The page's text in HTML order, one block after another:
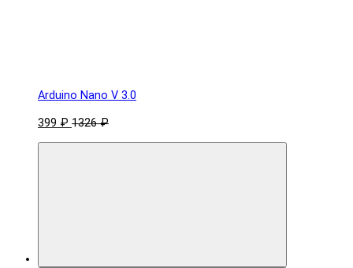
Arduino Nano V 3.0
399 ₽ 1326 ₽